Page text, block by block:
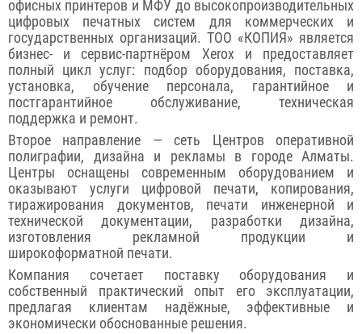
офисных принтеров и МФУ до высокопроизводительных
цифровых печатных систем для коммерческих и
государственных организаций. ТОО «КОПИЯ» является
бизнес- и сервис-партнёром Xerox и предоставляет
полный цикл услуг: подбор оборудования, поставка,
установка, обучение персонала, гарантийное и
постгарантийное обслуживание, техническая
поддержка и ремонт.
Второе направление — сеть Центров оперативной
полиграфии, дизайна и рекламы в городе Алматы.
Центры оснащены современным оборудованием и
оказывают услуги цифровой печати, копирования,
тиражирования документов, печати инженерной и
технической документации, разработки дизайна,
изготовления рекламной продукции и
широкоформатной печати.
Компания сочетает поставку оборудования и
собственный практический опыт его эксплуатации,
предлагая клиентам надёжные, эффективные и
экономически обоснованные решения.